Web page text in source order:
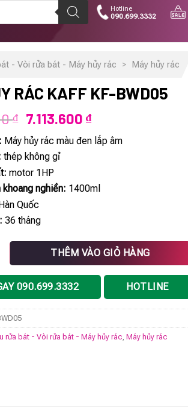
Hotline
090.699.3332
- Vòi rửa bát - Máy hủy rác > Máy hủy rác
RÁC KAFF KF-BWD05
₫
Giá
gốc
là:
9.880.000 ₫.
7.113.600 ₫Giá
hiện
tại
Máy hủy rác màu đen lắp âm
thép không gỉ
motor 1HP
khoang nghiền: 1400ml
Quốc
36 tháng
KF-BWD05 số lượng
THÊM VÀO GIỎ HÀNG
090.699.3332 HOTLINE
rửa bát - Vòi rửa bát - Máy hủy rác,Máy hủy rác